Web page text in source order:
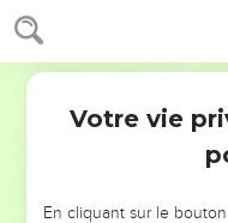
NE
Votre vie
En cliquant sur le